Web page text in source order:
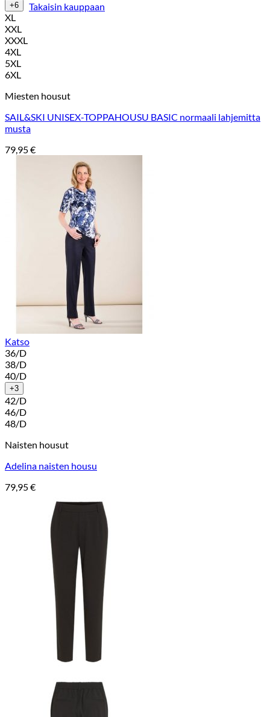
Takaisin kauppaan
+6
XL
XXL
XXXL
4XL
5XL
6XL
Miesten housut
SAIL&SKI UNISEX-TOPPAHOUSU BASIC normaali lahjemitta
musta
79,95€
Katso
36/D
38/D
40/D
+3
42/D
46/D
48/D
Naisten housut
Adelina naisten housu
79,95€